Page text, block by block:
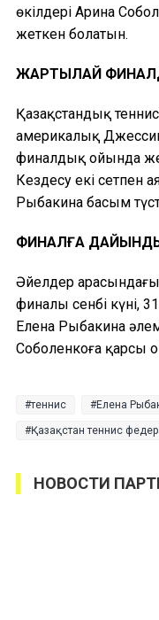
өкілдері Арина
жеткен болатын.
ЖАРТЫЛАЙ
Қазақстандық
америкалық
финалдық ойында
Кездесу екі сетпен
Рыбакина басым
ФИНАЛҒА
Әйелдер
финалы сенбі күні,
Елена Рыбакина
Соболенкоға қарсы
теннис Елена
Қазақстан теннис
НОВОСТИ